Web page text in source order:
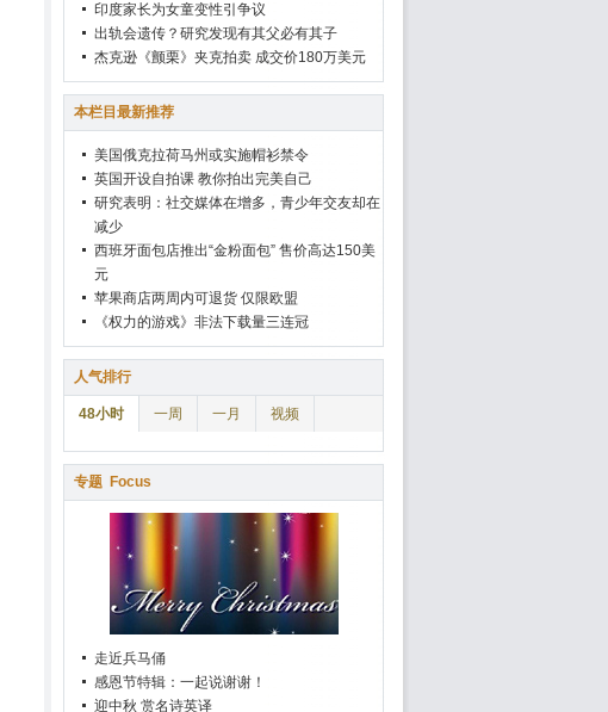
印度家长为女童变性引争议
出轨会遗传？研究发现有其父必有其子
杰克逊《颤栗》夹克拍卖 成交价180万美元
本栏目最新推荐
美国俄克拉荷马州或实施帽衫禁令
英国开设自拍课 教你拍出完美自己
研究表明：社交媒体在增多，青少年交友却在
减少
西班牙面包店推出“金粉面包” 售价高达150美
元
苹果商店两周内可退货 仅限欧盟
《权力的游戏》非法下载量三连冠
人气排行
48小时 一周 一月 视频
专题 Focus
走近兵马俑
感恩节特辑：一起说谢谢！
迎中秋 赏名诗英译